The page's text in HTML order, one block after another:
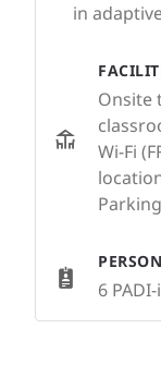
in
Onsite
Wi-Fi
Parking
6